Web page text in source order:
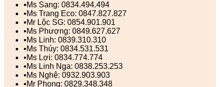
▪️Ms Sang: 0834.494.494
▪️Ms Trang Eco: 0847.827.827
▪️Mr Lộc SG: 0854.901.901
▪️Ms Phượng: 0849.627.627
▪️Ms Linh: 0839.310.310
▪️Ms Thúy: 0834.531.531
▪️Ms Lợi: 0834.774.774
▪️Ms Linh Nga: 0838.253.253
▪️Ms Nghệ: 0932.903.903
▪️Mr Phong: 0829.348.348